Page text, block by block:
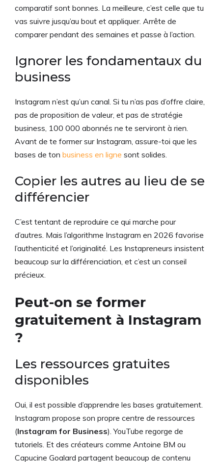
comparatif sont bonnes. La meilleure, c’est celle que tu
vas suivre jusqu’au bout et appliquer. Arrête de
comparer pendant des semaines et passe à l’action.
Ignorer les fondamentaux du
business
Instagram n’est qu’un canal. Si tu n’as pas d’offre claire,
pas de proposition de valeur, et pas de stratégie
business, 100 000 abonnés ne te serviront à rien.
Avant de te former sur Instagram, assure-toi que les
bases de ton business en ligne sont solides.
Copier les autres au lieu de se
différencier
C’est tentant de reproduire ce qui marche pour
d’autres. Mais l’algorithme Instagram en 2026 favorise
l’authenticité et l’originalité. Les Instapreneurs insistent
beaucoup sur la différenciation, et c’est un conseil
précieux.
Peut-on se former
gratuitement à Instagram
?
Les ressources gratuites
disponibles
Oui, il est possible d’apprendre les bases gratuitement.
Instagram propose son propre centre de ressources
(Instagram for Business). YouTube regorge de
tutoriels. Et des créateurs comme Antoine BM ou
Capucine Goalard partagent beaucoup de contenu